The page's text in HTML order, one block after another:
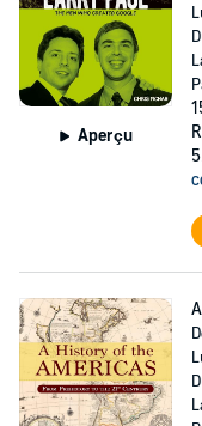
Aperçu